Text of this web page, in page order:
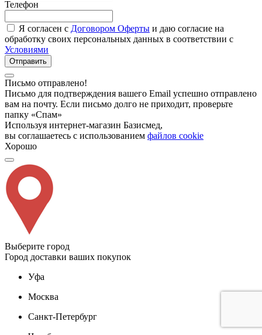
Телефон
Я согласен с Договором Оферты и даю согласие на
обработку своих персональных данных в соответствии с
Условиями
Отправить
Письмо отправлено!
Письмо для подтверждения вашего Email успешно отправлено
вам на почту. Если письмо долго не приходит, проверьте
папку «Спам»
Используя интернет-магазин Базисмед,
вы соглашаетесь с использованием файлов cookie
Хорошо
Выберите город
Город доставки ваших покупок
Уфа
Москва
Санкт-Петербург